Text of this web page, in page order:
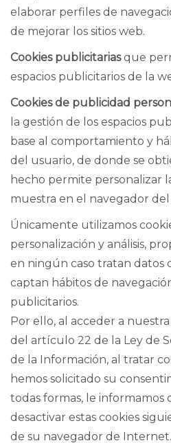
elaborar perfiles de
de mejorar los sitios web.
Cookies publicitariasque
espacios publicitarios de la
Cookies de publicidad
la gestión de los espacios
base al comportamiento y
del usuario, de donde se
hecho permite personalizar
muestra en el navegador del
Únicamente utilizamos
personalización y análisis,
en ningún caso tratan datos
captan hábitos de
publicitarios.
Por ello, al acceder a
del artículo 22 de la Ley de
de la Información, al tratar
hemos solicitado su
todas formas, le informamos
desactivar estas cookies
de su navegador de Internet.